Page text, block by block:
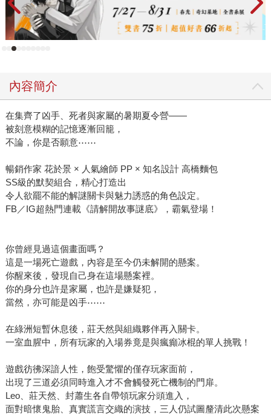
內容簡介
在集齊了凶手、死者與家屬的暑期夏令營——
被刻意模糊的記憶逐漸回籠，
不論，你是否願意⋯⋯
暢銷作家 花於景 × 人氣繪師 PP × 知名設計 高橋麵包
SS級的默契組合，精心打造出
令人欲罷不能的解謎關卡與魅力誘惑的角色設定。
FB／IG超熱門連載《請解開故事謎底》，霸氣登場！
你曾經見過這個畫面嗎？
這是一場死亡遊戲，內容是至今仍未解開的懸案。
你醒來後，發現自己身在這場懸案裡。
你的身分也許是家屬，也許是嫌疑犯，
當然，亦可能是凶手⋯⋯
在綠洲短暫休息後，莊天然與組織夥伴再入關卡。
一室血腥中，所有玩家的入場券竟是與瘋癲冰棍的單人挑戰！
遊戲彷彿深諳人性，飽受驚懼的僅存玩家面前，
出現了三道必須同時進入才不會觸發死亡機制的門扉。
Leo、莊天然、封蕭生各自帶領玩家分頭進入，
面對暗懷鬼胎、真實謊言交織的演技，三人仍試圖釐清此次懸案